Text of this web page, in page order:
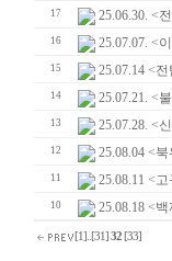
17 25.06.30. <
16 25.07.07. <
15 25.07.14 <
14 25.07.21. <
13 25.07.28. <
12 25.08.04 <
11 25.08.11 <
10 25.08.18 <
[1] [31] 32 [33]